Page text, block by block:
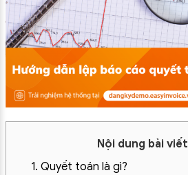
Nội dung bài viết
1. Quyết toán là gì?